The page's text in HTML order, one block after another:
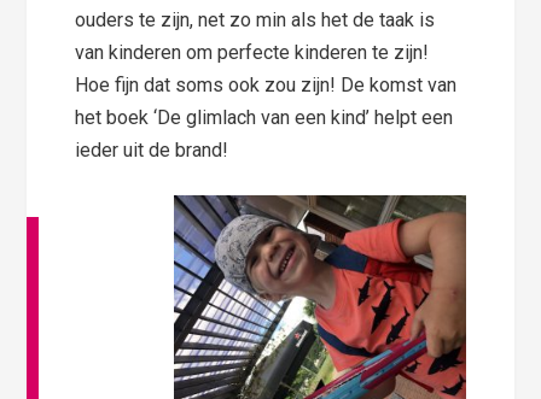
ouders te zijn, net zo min als het de taak is
van kinderen om perfecte kinderen te zijn!
Hoe fijn dat soms ook zou zijn! De komst van
het boek ‘De glimlach van een kind’ helpt een
ieder uit de brand!